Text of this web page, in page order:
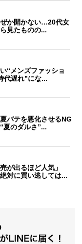
か開かない…20代女
見たものの...
“メンズファッショ
代遅れ”にな...
バテを悪化させるNG
のダルさ”...
が出るほど人気」
対に買い逃しては...